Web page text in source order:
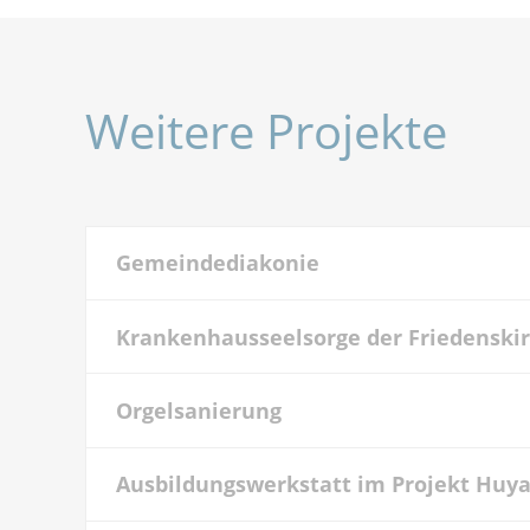
Weitere Projekte
Gemeindediakonie
Krankenhausseelsorge der
Orgelsanierung
Ausbildungswerkstatt im Projekt